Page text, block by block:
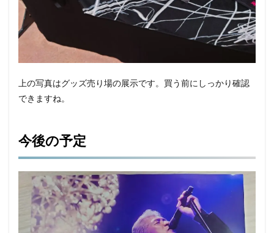
上の写真はグッズ売り場の展示です。買う前にしっかり確認
できますね。
今後の予定